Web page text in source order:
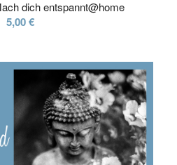
dich entspannt@home
5,00€